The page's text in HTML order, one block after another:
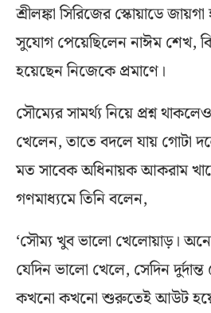
শ্রীলঙ্কা সিরিজের স্কোয়াডে
সুযোগ পেয়েছিলেন নাঈম শেখ,
হয়েছেন নিজেকে প্রমাণে।
সৌম্যের সামর্থ্য নিয়ে প্রশ্ন
খেলেন, তাতে বদলে যায় গোটা
মত সাবেক অধিনায়ক আকরাম
গণমাধ্যমে তিনি বলেন,
‘সৌম্য খুব ভালো খেলোয়াড়।
যেদিন ভালো খেলে, সেদিন
কখনো কখনো শুরুতেই আউট হয়ে